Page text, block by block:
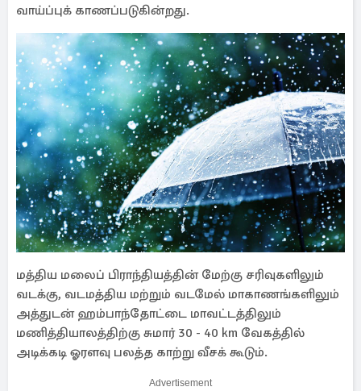
வாய்ப்புக் காணப்படுகின்றது.
மத்திய மலைப் பிராந்தியத்தின் மேற்கு சரிவுகளிலும்
வடக்கு, வடமத்திய மற்றும் வடமேல் மாகாணங்களிலும்
அத்துடன் ஹம்பாந்தோட்டை மாவட்டத்திலும்
மணித்தியாலத்திற்கு சுமார் 30 - 40 km வேகத்தில்
அடிக்கடி ஓரளவு பலத்த காற்று வீசக் கூடும்.
Advertisement